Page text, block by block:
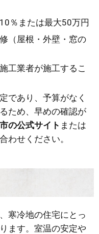
％または最大50万円
（屋根・外壁・窓の
工業者が施工するこ
であり、予算がなく
ため、早めの確認が
の公式サイト または
わせください。
寒冷地の住宅にとっ
ます。室温の安定や